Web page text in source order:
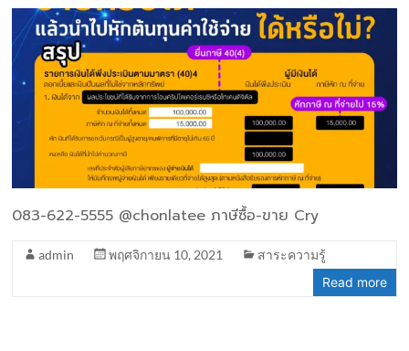
083-622-5555 @chonlatee ภาษีซื้อ-ขาย Cry
admin พฤศจิกายน 10, 2021
สาระความรู้
Read more